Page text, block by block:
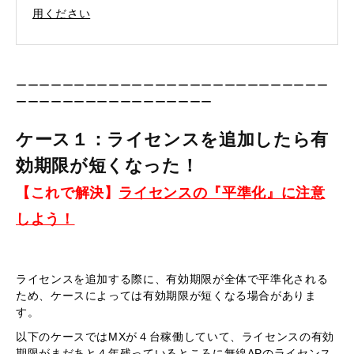
用ください
ーーーーーーーーーーーーーーーーーーーーーーーーーーー
ーーーーーーーーーーーーーーーーー
ケース１：ライセンスを追加したら有
効期限が短くなった！
【これで解決】 ライセンスの『平準化』に注意
しよう！
ライセンスを追加する際に、有効期限が全体で平準化される
ため、ケースによっては有効期限が短くなる場合がありま
す。
以下のケースではMXが４台稼働していて、ライセンスの有効